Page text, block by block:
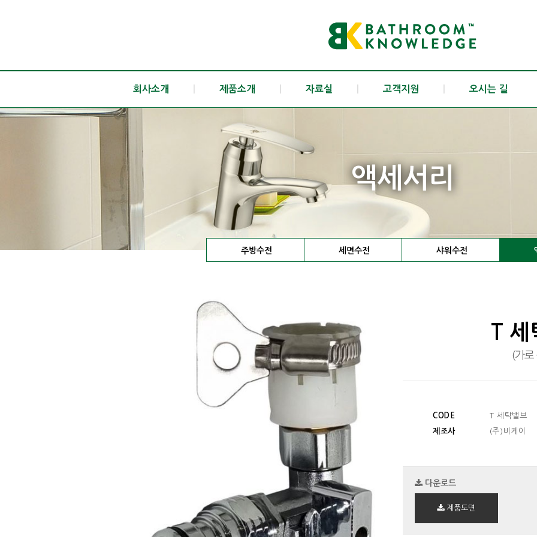
회사소개 제품소개 자료실 고객지원 오시는 길
액세서리
주방수전 세면수전 샤워수전
T 세
(가로
CODE
T 세탁밸브
제조사
(주)비케이
다운로드
제품도면